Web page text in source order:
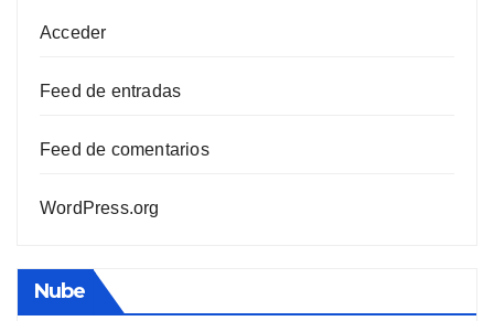
Acceder
Feed de entradas
Feed de comentarios
WordPress.org
Nube